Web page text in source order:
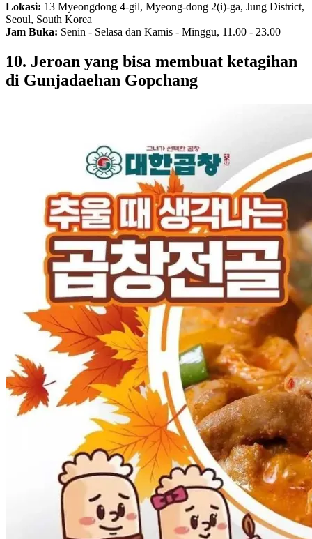
Lokasi: 13 Myeongdong 4-gil, Myeong-dong 2(i)-ga, Jung District,
Seoul, South Korea
Jam Buka: Senin - Selasa dan Kamis - Minggu, 11.00 - 23.00
10. Jeroan yang bisa membuat ketagihan
di Gunjadaehan Gopchang